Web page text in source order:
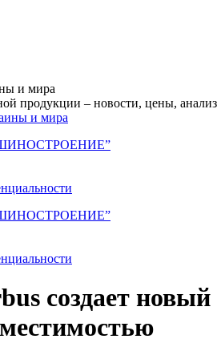
и мира
продукции – новости, цены,
создает